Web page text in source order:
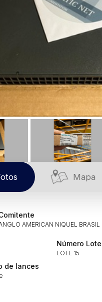
Mapa
AMERICAN NIQUEL BRASIL
Número Lote
LOTE 15
de lances